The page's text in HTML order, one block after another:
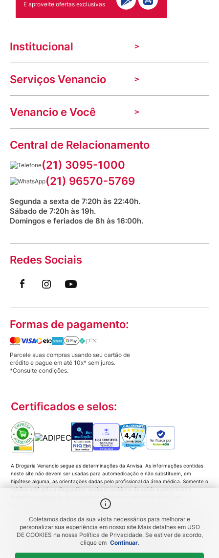
Coletamos dados da sua visita necessários para melhorar e
personalizar sua experiência em nosso site.Mais detalhes em USO
DE COOKIES na nossa Política de Privacidade. Se estiver de acordo,
clique em Continuar.
E aproveite ofertas exclusivas
Institucional
A Venancio
Trabalhe Conosco
Nossas lojas
Indique seu imóvel
Assessoria de Imprensa
Aniversário Venancio 2025
Serviços Venancio
Troca e devolução
Mecânica de promoções
Dúvidas frequentes
Prazos e entregas
Bioimpedância Gratuita
Venancio e Você
VClube - Programa de fidelidade
Fale com o farmacêutico
Fale conosco
Saúde na praça
Central de Relacionamento
(21) 3095-1000
(21) 96570-5769
Segunda a sexta de 7:20h às 22:40h.
Sábado de 7:20h às 19h.
Domingos e feriados de 8h às 16:00h.
Redes Sociais
Formas de pagamento:
Parcele suas compras usando seu cartão de
crédito e pague em até 10x* sem juros.
*Consulte condições.
Certificados e selos:
Verificada por
A Drogaria Venancio segue as determinações da Anvisa. As informações contidas
neste site não devem ser usadas para automedicação e não substituem, em
hipótese alguma, as orientações dadas pelo profissional da área médica. Somente o
médico está apto a diagnosticar qualquer problema de saúde e prescrever o
consultado. Medicamentos podem trazer riscos. Procure o médico e o
A disponibilidade de produtos variam de acordo com a quantidade em estoque. Os
preços, promoções, frete e condições de pagamento são exclusivos para compras
pela Loja Virtual. Promoções do tipo 'Leve 3 pague 2', 'Leve 2 pague 1', coloque
todas as unidades no carrinho de compras e o desconto será gerado
automaticamente no valor total da compra. As imagens dos produtos são